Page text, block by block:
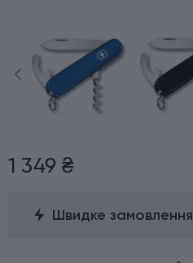
1 349 ₴
Швидке замовлення